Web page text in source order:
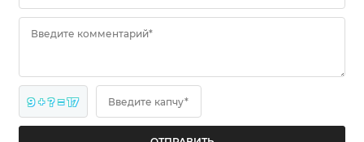
Введите комментарий*
9 + ? = 17 Введите капчу*